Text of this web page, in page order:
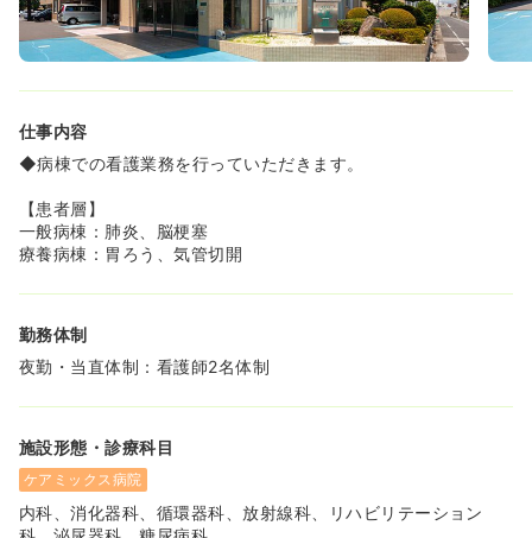
仕事内容
◆病棟での看護業務を行っていただきます。
【患者層】
一般病棟：肺炎、脳梗塞
療養病棟：胃ろう、気管切開
勤務体制
夜勤・当直体制：看護師2名体制
施設形態・診療科目
ケアミックス病院
内科、消化器科、循環器科、放射線科、リハビリテーション